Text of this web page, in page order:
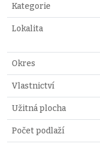
Kategorie
Lokalita
Okres
Vlastnictví
Užitná plocha
Počet podlaží